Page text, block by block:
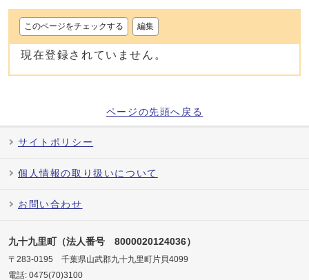
このページをチェックする 編集
現在登録されていません。
ページの先頭へ戻る
サイトポリシー
個人情報の取り扱いについて
お問い合わせ
九十九里町（法人番号 8000020124036）
〒283-0195 千葉県山武郡九十九里町片貝4099
電話: 0475(70)3100